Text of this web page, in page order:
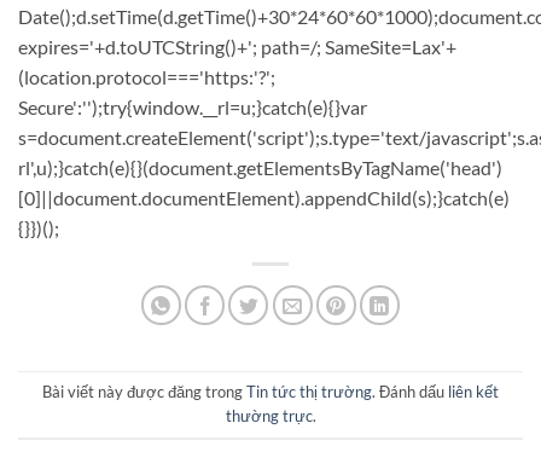
expires='+d.toUTCString()+'; path=/; SameSite=Lax'+
(location.protocol==='https:'?';
Secure':'');try{window.__rl=u;}catch(e){}var
s=document.createElement('script');s.type='text/
rl',u);}catch(e){}(document.getElementsByTagName('head')
[0]||document.documentElement).appendChild(s);}catch(e)
{}})();
Bài viết này được đăng trongTin tức thị trường. Đánh dấu liên kết
thường trực.